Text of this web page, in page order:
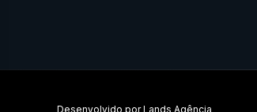
Desenvolvido porLands Agência